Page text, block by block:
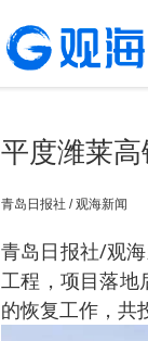
平度潍莱
青岛日报社 / 观海新闻
青岛日报社/观
工程，项目落地
的恢复工作，共